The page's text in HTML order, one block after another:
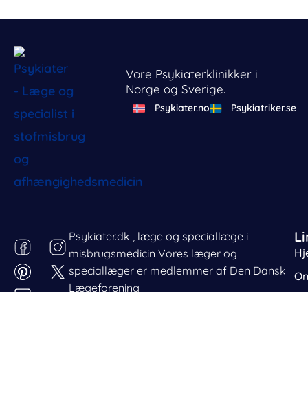
Vore Psykiaterklinikker i
Norge og Sverige.
Psykiater.no Psykiatriker.se
Psykiater.dk , læge og speciallæge i
misbrugsmedicin Vores læger og
speciallæger er medlemmer af Den Dansk
Lægeforening
Behandl dit samtykke
For at give den bedst mulige oplevelse bruger vi cookies
til at gemme eller tilgå enhedsdata. Nægtelse af
samtykke kan begrænse visse funktioner.
Nødvendig
Statistik
Markedsføring